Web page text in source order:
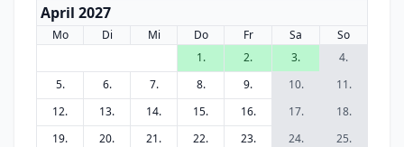
April 2027
Mo Di Mi Do Fr Sa
So
1.
2. 3.
4.
5.
6. 7. 8. 9. 10.
11.
12.
13. 14. 15. 16. 17.
18.
19.
20. 21. 22. 23. 24.
25.